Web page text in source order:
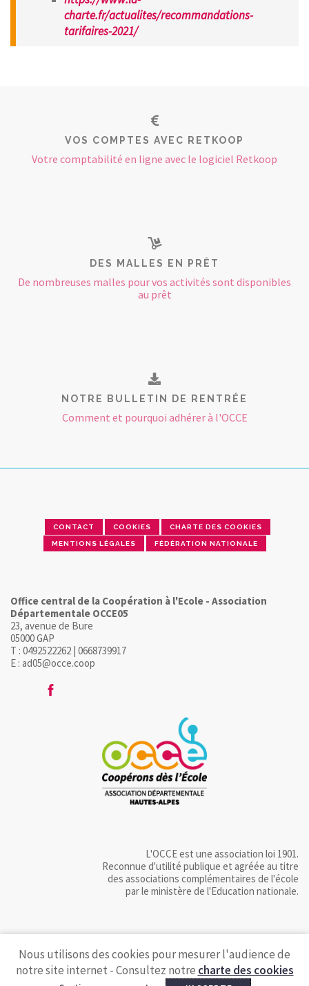
charte.fr/actualites/recommandations-
tarifaires-2021/
VOS COMPTES AVEC RETKOOP
Votre comptabilité en ligne avec le logiciel Retkoop
DES MALLES EN PRÊT
De nombreuses malles pour vos activités sont disponibles
au prêt
NOTRE BULLETIN DE RENTRÉE
Comment et pourquoi adhérer à l'OCCE
CONTACT COOKIES CHARTE DES COOKIES
MENTIONS LÉGALES FÉDÉRATION NATIONALE
Office central de la Coopération à l'Ecole - Association
Départementale OCCE05
23, avenue de Bure
05000 GAP
T : 0492522262 | 0668739917
E : ad05@occe.coop
L'OCCE est une association loi 1901.
Reconnue d'utilité publique et agréée au titre
des associations complémentaires de l'école
par le ministère de l'Education nationale.
Nous utilisons des cookies pour mesurer l'audience de
notre site internet - Consultez notre charte des cookies